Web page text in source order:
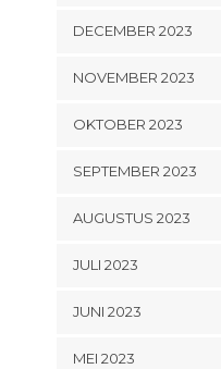
DECEMBER 2023
NOVEMBER 2023
OKTOBER 2023
SEPTEMBER 2023
AUGUSTUS 2023
JULI 2023
JUNI 2023
MEI 2023